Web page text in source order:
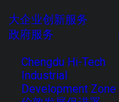
大企业创新服务
政府服务
Chengdu Hi-Tech
Industrial
Development Zone